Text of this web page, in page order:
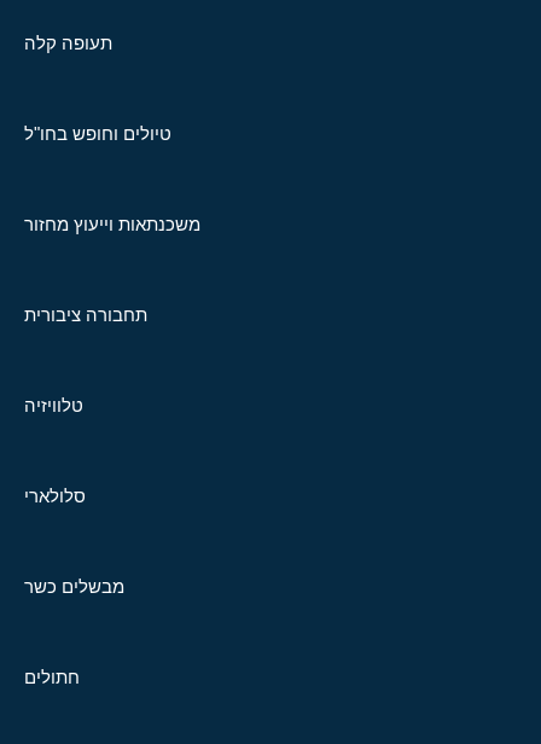
תעופה קלה
טיולים וחופש בחו"ל
משכנתאות וייעוץ מחזור
תחבורה ציבורית
טלוויזיה
סלולארי
מבשלים כשר
חתולים